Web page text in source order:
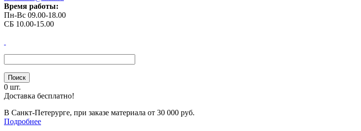
Время работы:
Пн-Вс 09.00-18.00
СБ 10.00-15.00
0 шт.
Доставка бесплатно!
В Санкт-Петерурге, при заказе материала от 30 000 руб.
Подробнее